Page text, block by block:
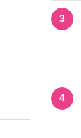
3
4